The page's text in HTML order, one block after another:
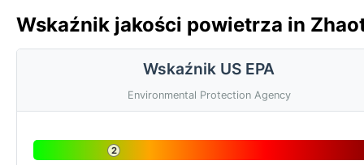
Wskaźnik jakości powietrza in
Wskaźnik US EPA
Environmental Protection Agency
2